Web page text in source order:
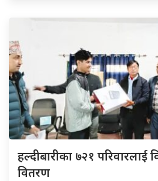
हल्दीबारीका ७२१ परिवारलाई
वितरण